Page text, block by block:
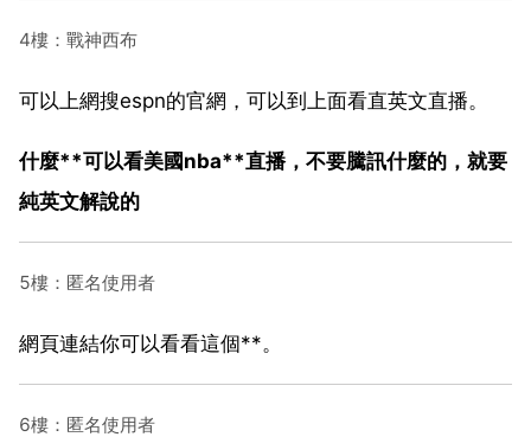
4樓：戰神西布
可以上網搜espn的官網，可以到上面看直英文直播。
什麼**可以看美國nba**直播，不要騰訊什麼的，就要
純英文解說的
5樓：匿名使用者
網頁連結你可以看看這個**。
6樓：匿名使用者